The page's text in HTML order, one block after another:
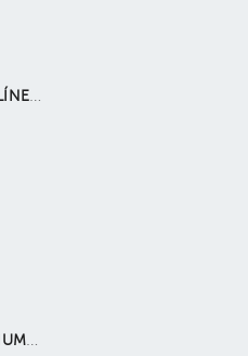
TERAPIA CORRECTIVA INYECTABLE PARA LÍNEAS DE EXPRESIÓN
VACUNA CONTRA VIRUS DEL PAPILOMA HUMANO